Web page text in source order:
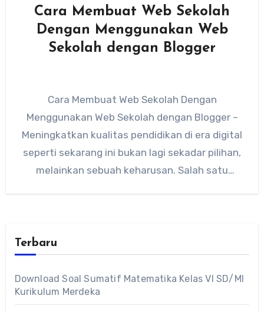
Cara Membuat Web Sekolah
Dengan Menggunakan Web
Sekolah dengan Blogger
Cara Membuat Web Sekolah Dengan
Menggunakan Web Sekolah dengan Blogger –
Meningkatkan kualitas pendidikan di era digital
seperti sekarang ini bukan lagi sekadar pilihan,
melainkan sebuah keharusan. Salah satu
Terbaru
Download Soal Sumatif Matematika Kelas VI SD/MI
Kurikulum Merdeka